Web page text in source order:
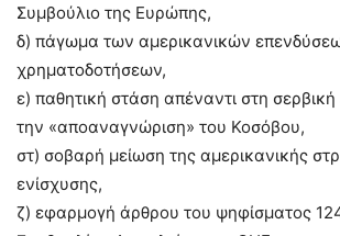
Συμβούλιο της Ευρώπης,
δ) πάγωμα των αμερικανικών
χρηματοδοτήσεων,
ε) παθητική στάση απέναντι στη σερβική
την «αποαναγνώριση» του Κοσόβου,
στ) σοβαρή μείωση της αμερικανικής
ενίσχυσης,
ζ) εφαρμογή άρθρου του ψηφίσματος